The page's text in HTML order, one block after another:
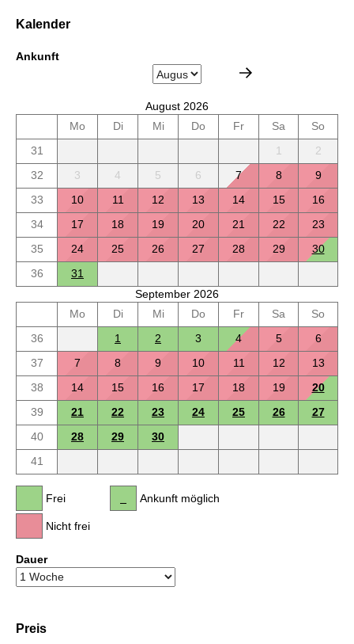
Kalender
Ankunft
August 2026
Mo
Di Mi Do Fr Sa
So
31
1
2
32
3 4 5 6 7 8
9
33
10 11 12 13 14 15
16
34
17 18 19 20 21 22
23
35
24 25 26 27 28 29
30
36
31
September 2026
Mo
Di Mi Do Fr Sa
So
36
1 2 3 4 5
6
37
7 8 9 10 11 12
13
38
14 15 16 17 18 19
20
39
21 22 23 24 25 26
27
40
28 29
30
41
Frei
Nicht frei
Ankunft möglich
Dauer
Preis